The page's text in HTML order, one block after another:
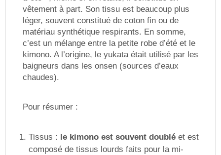
vêtement à part. Son tissu est beaucoup plus
léger, souvent constitué de coton fin ou de
matériau synthétique respirants. En somme,
c’est un mélange entre la petite robe d’été et le
kimono. A l’origine, le yukata était utilisé par les
baigneurs dans les onsen (sources d’eaux
chaudes).
Pour résumer :
Tissus : le kimono est souvent doubléet est
composé de tissus lourds faits pour la mi-